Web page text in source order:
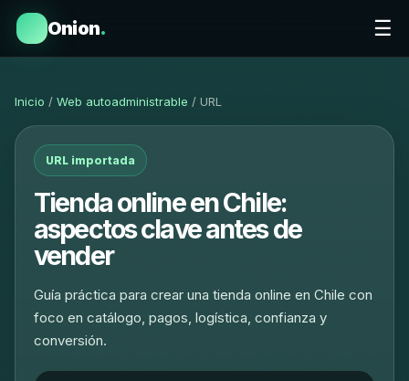
Onion. ☰
Inicio / Web autoadministrable / URL
URL importada
Tienda online en Chile:
aspectos clave antes de
vender
Guía práctica para crear una tienda online en Chile con
foco en catálogo, pagos, logística, confianza y
conversión.